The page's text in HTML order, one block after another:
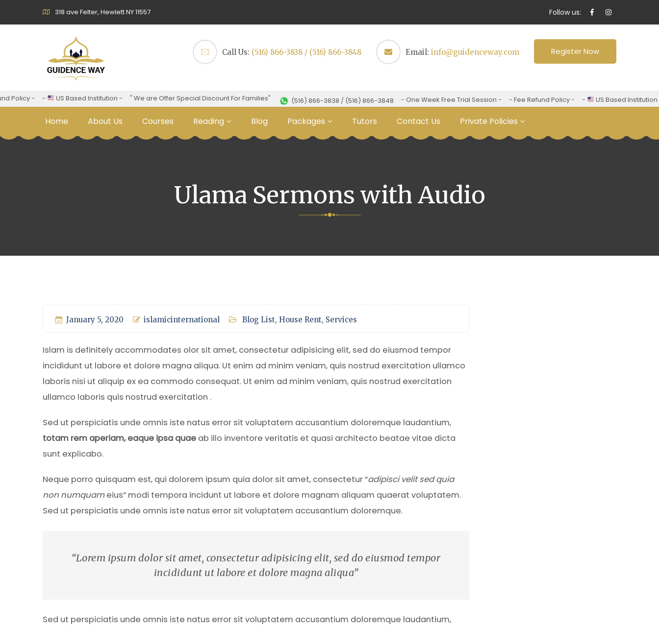
318 ave Felter, Hewlett NY 11557 Follow us:
Call Us: (516) 866-3838 / (516) 866-3848 Email: info@guidenceway.com Register Now
- - US Based Institution - " We are Offer Special Discount For Families" (516) 866-3838 / (516) 866-3848 - One Week Free Trial Session - - Fee Refund Policy - - US Based Institution -
Home About Us Courses Reading Blog Packages Tutors Contact Us Private Policies
Ulama Sermons with Audio
January 5, 2020 islamicinternational Blog List, House Rent, Services
Islam is definitely accommodates olor sit amet, consectetur adipisicing elit, sed do eiusmod tempor
incididunt ut labore et dolore magna aliqua. Ut enim ad minim veniam, quis nostrud exercitation ullamco
laboris nisi ut aliquip ex ea commodo consequat. Ut enim ad minim veniam, quis nostrud exercitation
ullamco laboris quis nostrud exercitation .
Sed ut perspiciatis unde omnis iste natus error sit voluptatem accusantium doloremque laudantium,
totam rem aperiam, eaque ipsa quae ab illo inventore veritatis et quasi architecto beatae vitae dicta
sunt explicabo.
Neque porro quisquam est, qui dolorem ipsum quia dolor sit amet, consectetur “adipisci velit sed quia
non numquameius” modi tempora incidunt ut labore et dolore magnam aliquam quaerat voluptatem.
Sed ut perspiciatis unde omnis iste natus error sit voluptatem accusantium doloremque.
“Lorem ipsum dolor sit amet, consectetur adipisicing elit, sed do eiusmod tempor
incididunt ut labore et dolore magna aliqua”
Sed ut perspiciatis unde omnis iste natus error sit voluptatem accusantium doloremque laudantium,